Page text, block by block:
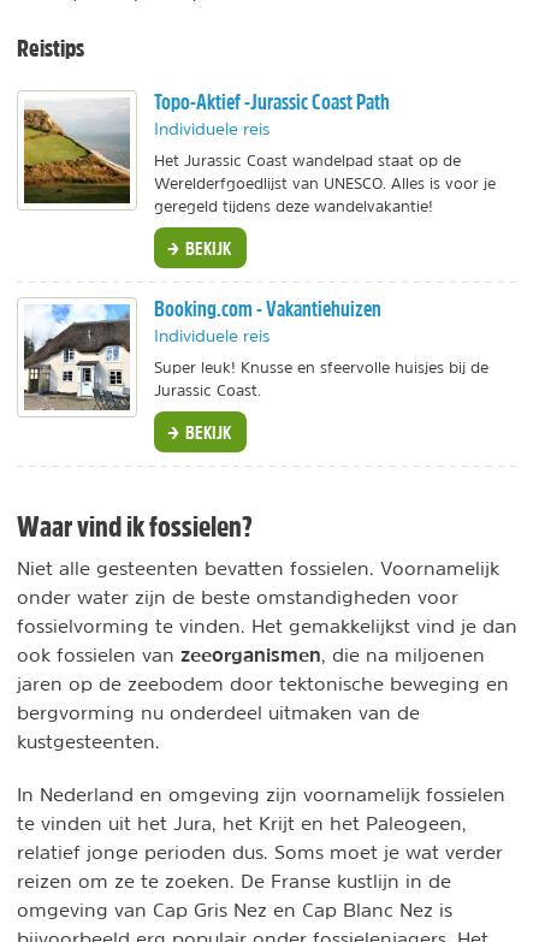
Reistips
Topo-Aktief -Jurassic Coast Path
Individuele reis
Het Jurassic Coast wandelpad staat op de
Werelderfgoedlijst van UNESCO. Alles is voor je
geregeld tijdens deze wandelvakantie!
BEKIJK
Booking.com - Vakantiehuizen
Individuele reis
Super leuk! Knusse en sfeervolle huisjes bij de
Jurassic Coast.
BEKIJK
Waar vind ik fossielen?
Niet alle gesteenten bevatten fossielen. Voornamelijk
onder water zijn de beste omstandigheden voor
fossielvorming te vinden. Het gemakkelijkst vind je dan
ook fossielen van zeeorganismen, die na miljoenen
jaren op de zeebodem door tektonische beweging en
bergvorming nu onderdeel uitmaken van de
kustgesteenten.
In Nederland en omgeving zijn voornamelijk fossielen
te vinden uit het Jura, het Krijt en het Paleogeen,
relatief jonge perioden dus. Soms moet je wat verder
reizen om ze te zoeken. De Franse kustlijn in de
omgeving van Cap Gris Nez en Cap Blanc Nez is